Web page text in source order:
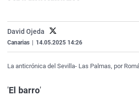
David Ojeda
Canarias 14.05.2025 14:26
La anticrónica del Sevilla- Las Palmas, por
'El barro'